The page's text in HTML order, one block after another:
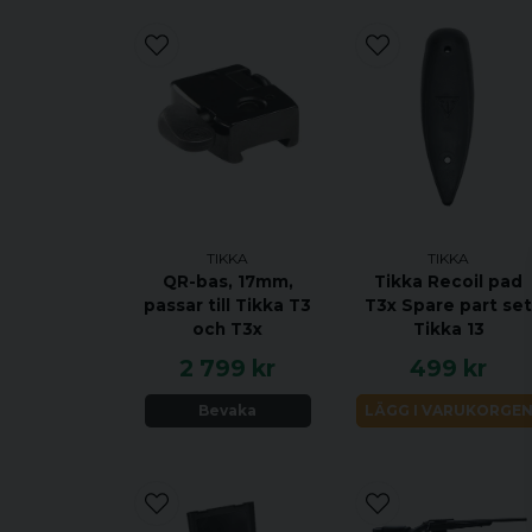
TIKKA
QR-bas, 17mm,
passar till Tikka T3
och T3x
2 799 kr
Bevaka
TIKKA
Tikka Recoil pad
T3x Spare part set
Tikka 13
499 kr
LÄGG I VARUKORGEN